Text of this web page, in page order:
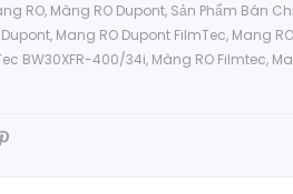
RO, Màng RO Dupont, Sản Phẩm Bán
, Mang RO Dupont FilmTec, Mang
BW30XFR-400/34i, Màng RO Filmtec,